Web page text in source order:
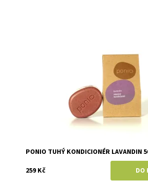
PONIO TUHÝ KONDICIONÉR LAVANDIN
259 Kč